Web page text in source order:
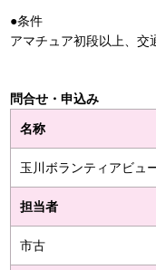
●条件
アマチュア初段以上、交
問合せ・申込み
名称
玉川ボランティアビュ
担当者
市古